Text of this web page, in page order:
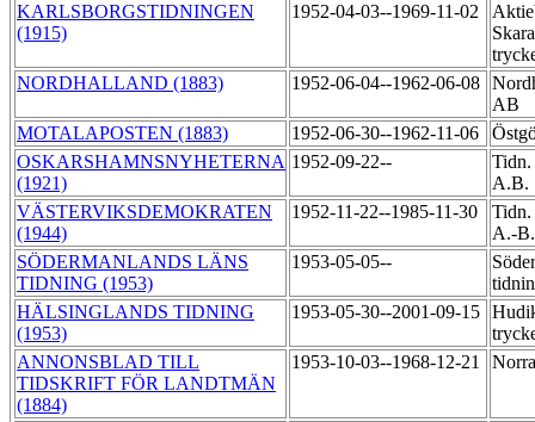
KARLSBORGSTIDNINGEN
(1915)
1952-04-03--1969-11-02
NORDHALLAND (1883)
1952-06-04--1962-06-08
AB
MOTALAPOSTEN (1883)
1952-06-30--1962-11-06
OSKARSHAMNSNYHETERNA
(1921)
1952-09-22--
Tidn.
A.B.
VÄSTERVIKSDEMOKRATEN
(1944)
1952-11-22--1985-11-30
Tidn.
A.-
SÖDERMANLANDS LÄNS
TIDNING (1953)
1953-05-05--
HÄLSINGLANDS TIDNING
(1953)
1953-05-30--2001-09-15
ANNONSBLAD TILL
TIDSKRIFT FÖR LANDTMÄN
(1884)
1953-10-03--1968-12-21